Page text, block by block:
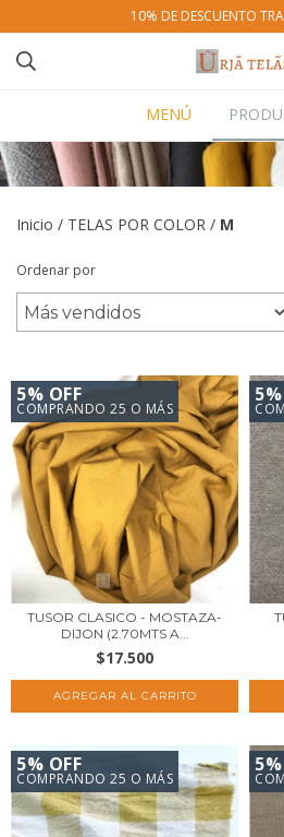
10% DE DESCUENTO
MENÚ
Inicio / TELAS POR COLOR / M
Ordenar por
5% OFF
COMPRANDO 25 O MÁS
TUSOR CLASICO - MOSTAZA-
DIJON (2.70MTS A...
$17.500
5% OFF
COMPRANDO 25 O MÁS